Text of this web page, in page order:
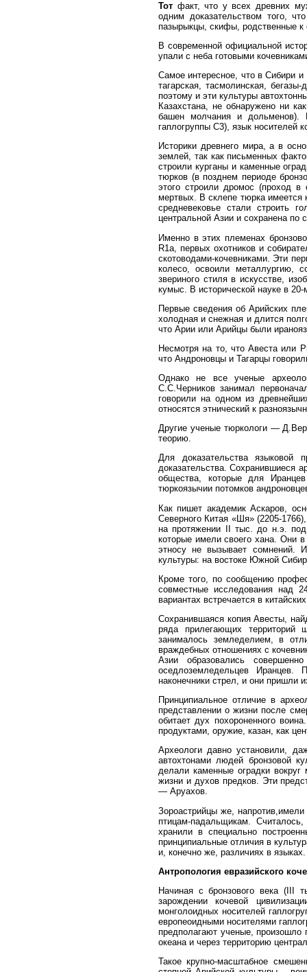
Тот факт, что у всех древних
одним доказательством того,
пазырыкцы, скифы, родственные
В современной официальной
упали с неба готовыми
Самое интересное, что в Сибири и
тагарская, тасмолинская,
поэтому и эти культуры
Казахстана, не обнаружено ни
башен молчания и дольменов).
гаплогруппы С3), язык носителей
Историки древнего мира, а в
землей, так как письменных
строили курганы и каменные
тюрков (в позднем периоде
этого строили дромос (проход
мертвых. В склепе тюрка имеется
средневековье стали строить
центральной Азии и сохранена по
Именно в этих племенах
R1a , первых охотников и
скотоводами-кочевниками. Эти
колесо, освоили металлургию,
звериного стиля в искусстве,
кумыс. В исторической науке в
Первые сведения об Арийских
холодная и снежная и длится
что Арии или Арийцы были
Несмотря на то, что Авеста или
что Андроновцы и Тагарцы
Однако не все ученые
С.С.Черников занимал
говорили на одном из
относятся этнический к
Другие ученые тюркологи —
теорию.
Для доказательства языковой
доказательства. Сохранившиеся
общества, которые для
тюркоязычии потомков
Как пишет академик Аскаров ,
Северного Китая «Шя» (2205-
на протяжении II тыс. до н.э. под
которые имели своего хана. Они
этносу не вызывает сомнений.
культуры: на востоке Южной
Кроме того, по сообщению
совместные исследования над
вариантах встречается в
Сохранившаяся копия Авесты,
ряда прилегающих территорий
занималось земледелием, в
враждебных отношениях с
Азии образовались
оседлоземледельцев
наконечники стрел, и они пришли
Принципиальное отличие в
представлении о жизни после
обитает дух похороненного
продуктами, оружие, казан, как
Археологи давно установили,
автохтонами людей бронзовой
делали каменные оградки
жизни и духов предков. Эти
— Аруахов.
Зороастрийцы же, напротив, имели
птицам-падальщикам.
хранили в специально
принципиальные отличия в
и, конечно же, различиях в языках.
Антропология евразийского
Начиная с бронзового века (III
зарождении кочевой
монголоидных носителей
европеоидными носителями
предполагают ученые, произошло
океана и через территорию
Такое крупно-масштабное